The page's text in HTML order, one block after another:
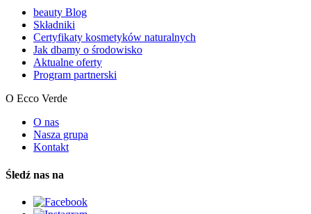
beauty Blog
Składniki
Certyfikaty kosmetyków naturalnych
Jak dbamy o środowisko
Aktualne oferty
Program partnerski
O Ecco Verde
O nas
Nasza grupa
Kontakt
Śledź nas na